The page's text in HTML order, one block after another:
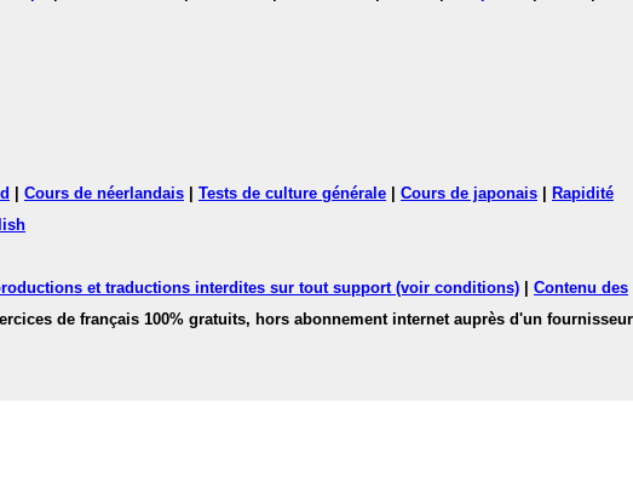
Cours de néerlandais Tests de culture générale Cours de japonais
Rapidité
et traductions interdites sur tout support (voir conditions)
Contenu des
de français 100% gratuits, hors abonnement internet auprès d'un fournisseur